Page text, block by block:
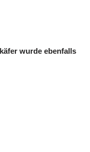
wurde ebenfalls